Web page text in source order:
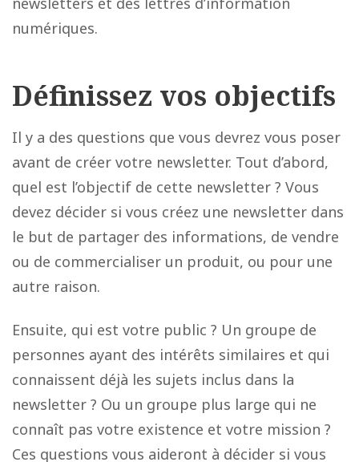
numériques.
Définissez vos objectifs
Il y a des questions que vous devrez vous poser
avant de créer votre newsletter. Tout d’abord,
quel est l’objectif de cette newsletter ? Vous
devez décider si vous créez une newsletter dans
le but de partager des informations, de vendre
ou de commercialiser un produit, ou pour une
autre raison.
Ensuite, qui est votre public ? Un groupe de
personnes ayant des intérêts similaires et qui
connaissent déjà les sujets inclus dans la
newsletter ? Ou un groupe plus large qui ne
connaît pas votre existence et votre mission ?
Ces questions vous aideront à décider si vous